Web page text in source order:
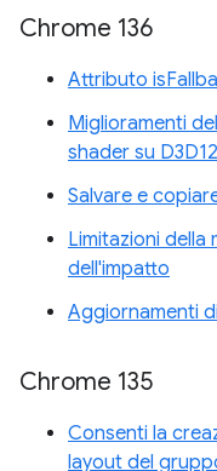
Chrome 136
Attributo
Miglioramenti
shader su D3D12
Salvare e
Limitazioni della
dell'impatto
Aggiornamenti
Chrome 135
Consenti la
layout del